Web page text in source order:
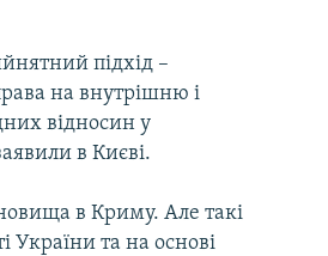
підхід –
на внутрішню і
відносин у
в Києві.
в Криму. Але такі
України та на основі